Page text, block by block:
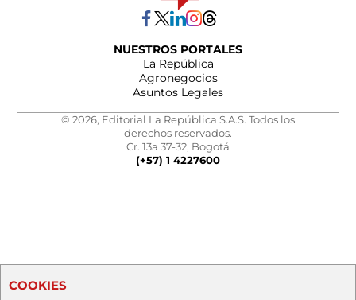
NUESTROS PORTALES
La República
Agronegocios
Asuntos Legales
© 2026, Editorial La República S.A.S. Todos los
derechos reservados.
Cr. 13a 37-32, Bogotá
(+57) 1 4227600
COOKIES